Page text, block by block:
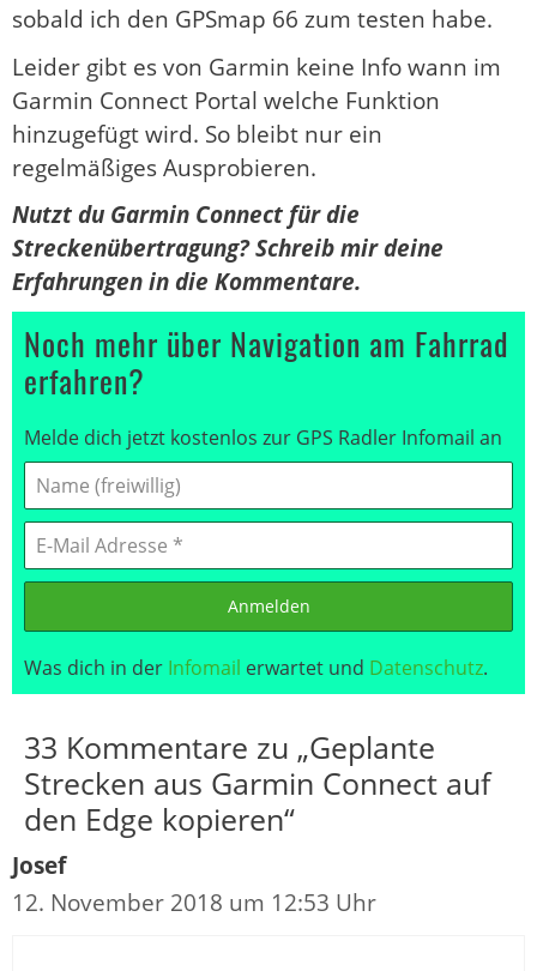
sobald ich den GPSmap 66 zum testen habe.
Leider gibt es von Garmin keine Info wann im
Garmin Connect Portal welche Funktion
hinzugefügt wird. So bleibt nur ein
regelmäßiges Ausprobieren.
Nutzt du Garmin Connect für die
Streckenübertragung? Schreib mir deine
Erfahrungen in die Kommentare.
Noch mehr über Navigation am Fahrrad
erfahren?
Melde dich jetzt kostenlos zur GPS Radler Infomail an
Anmelden
Was dich in der Infomail erwartet und Datenschutz.
33 Kommentare zu „Geplante
Strecken aus Garmin Connect auf
den Edge kopieren“
Josef
12. November 2018 um 12:53 Uhr